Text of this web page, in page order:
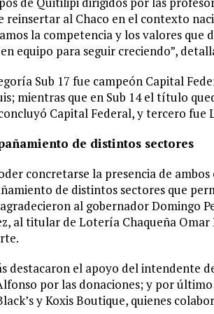
reinsertar al Chaco en el contexto
la competencia y los valores
equipo para seguir creciendo”,
Sub 17 fue campeón Capital
mientras que en Sub 14 el título
Capital Federal, y tercero fue
de distintos sectores
concretarse la presencia de
de distintos sectores que
al gobernador Domingo
al titular de Lotería Chaqueña
destacaron el apoyo del intendente
por las donaciones; y por
y Koxis Boutique, quienes